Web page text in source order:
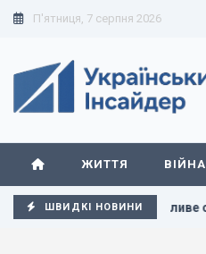
П'ятниця, 7 серпня 2026
ЖИТТЯ ВІЙНА
ШВИДКІ НОВИНИ
важливе обладнання